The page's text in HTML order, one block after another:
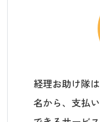
経理お助け隊
名から、支払